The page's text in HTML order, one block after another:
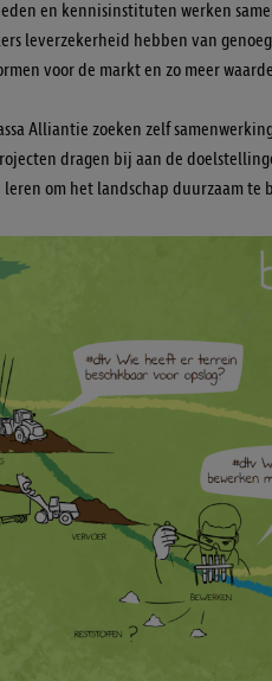
en kennisinstituten werken
leverzekerheid hebben van
voor de markt en zo meer
Alliantie zoeken zelf
dragen bij aan de
leren om het landschap duurzaam te